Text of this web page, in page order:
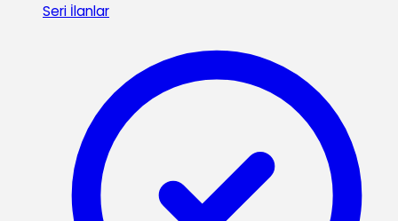
Seri İlanlar